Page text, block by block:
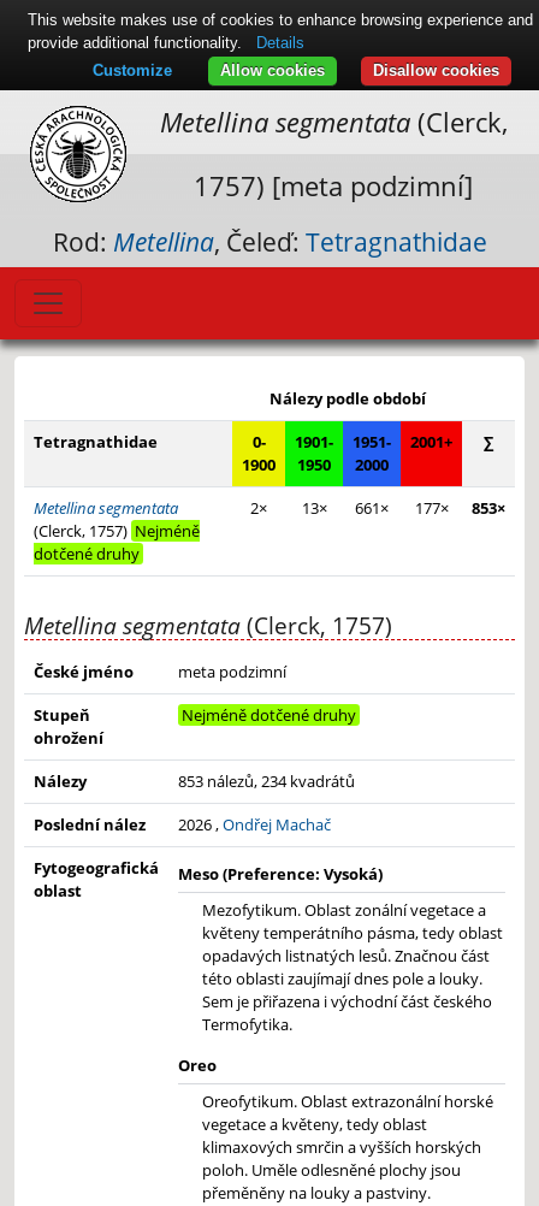
Metellina segmentata(Clerck,
1757) [meta podzimní]
Rod: Metellina, Čeleď: Tetragnathidae
−
Leaflet|© Seznam.cz a.s. a další
Nálezy podle období
Tetragnathidae
0-
1900
1901-
1950
1951-
2000
2001+ ∑
Metellina segmentata
(Clerck, 1757) Nejméně
dotčené druhy
2× 13× 661× 177× 853×
Metellina segmentata(Clerck, 1757)
České jméno
meta podzimní
Stupeň
ohrožení
Nejméně dotčené druhy
Nálezy
853 nálezů, 234 kvadrátů
Poslední nález
2026 ,Ondřej Machač
Fytogeografická
oblast
Meso (Preference: Vysoká)
Mezofytikum. Oblast zonální vegetace a
květeny temperátního pásma, tedy oblast
opadavých listnatých lesů. Značnou část
této oblasti zaujímají dnes pole a louky.
Sem je přiřazena i východní část českého
Termofytika.
Oreo
Oreofytikum. Oblast extrazonální horské
vegetace a květeny, tedy oblast
klimaxových smrčin a vyšších horských
poloh. Uměle odlesněné plochy jsou
přeměněny na louky a pastviny.
This website makes use of cookies to enhance browsing experience and
provide additional functionality.
Details
Disallow cookies
Allow cookies
Customize